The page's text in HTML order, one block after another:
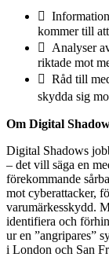

kommer till
 Analyser
riktade mot
 Råd till
skydda sig
Om Digital
Digital Shadows
– det vill säga en
förekommande
mot cyberattacker,
varumärkesskydd.
identifiera och
ur en ”angripares”
i London och San